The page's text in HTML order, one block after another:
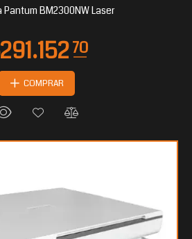
BM2300NW Laser
COMPRAR